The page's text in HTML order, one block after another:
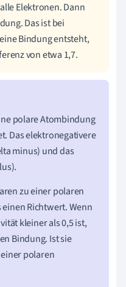
Elektronen. Dann
Das ist bei
Bindung entsteht,
von etwa 1,7.
polare Atombindung
Das elektronegativere
minus) und das
zu einer polaren
Richtwert. Wenn
kleiner als 0,5 ist,
Bindung. Ist sie
polaren